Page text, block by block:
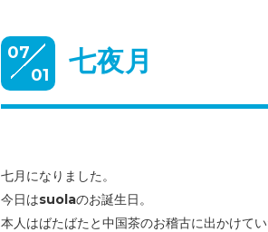
07
01
七夜月
七月になりました。
今日はsuolaのお誕生日。
本人はばたばたと中国茶のお稽古に出かけてい